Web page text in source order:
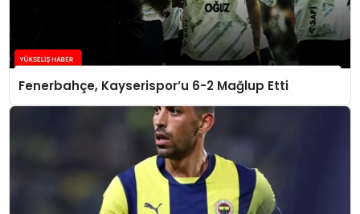
Fenerbahçe, Kayserispor’u 6-2 Mağlup Etti